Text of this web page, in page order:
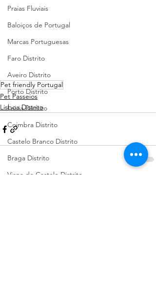
Praias Fluviais
Baloiços de Portugal
Marcas Portuguesas
Faro Distrito
Aveiro Distrito
Porto Distrito
Leiria Distrito
Coimbra Distrito
Castelo Branco Distrito
Braga Distrito
Viana do Castelo Distrito
Pet friendly Portugal
Pet Passeios
Lisboa Distrito